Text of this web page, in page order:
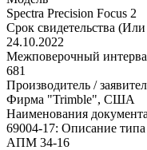
Spectra Precision Focus 2
Срок свидетельства
24.10.2022
Межповерочный
681
Производитель /
Фирма "Trimble", США
Наименования
69004-17: Описание
АПМ 34-16